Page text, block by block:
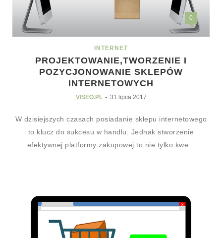
0
INTERNET
PROJEKTOWANIE,TWORZENIE I
POZYCJONOWANIE SKLEPÓW
INTERNETOWYCH
VISEO.PL - 31 lipca 2017
W dzisiejszych czasach posiadanie sklepu internetowego
to klucz do sukcesu w handlu. Jednak stworzenie
efektywnej platformy zakupowej to nie tylko kwe...